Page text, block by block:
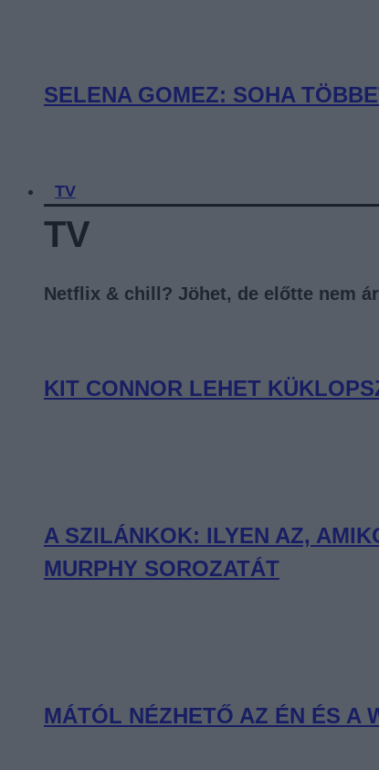
SELENA GOMEZ: SOHA
TV
TV
Netflix & chill? Jöhet, de előtte nem
KIT CONNOR LEHET
A SZILÁNKOK: ILYEN AZ,
MURPHY SOROZATÁT
MÁTÓL NÉZHETŐ AZ ÉN ÉS A